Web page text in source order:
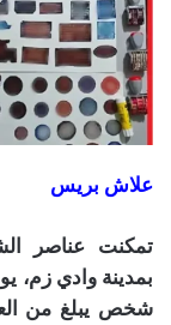
علاش بريس
تمكنت عناصر